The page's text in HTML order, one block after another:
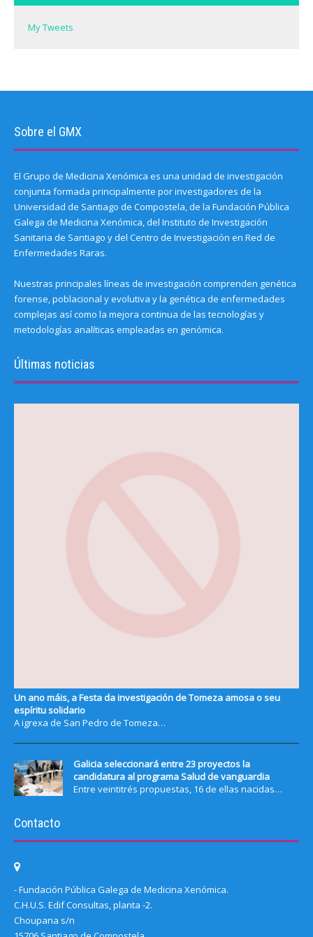
My Tweets
Sobre el GMX
El Grupo de Medicina Xenómica es una unidad de investigación
conjunta formada principalmente por investigadores de la
Universidad de Santiago de Compostela, de la Fundación Pública
Galega de Medicina Xenómica, del Instituto de Investigación
Sanitaria de Santiago y del Centro de Investigación en Red de
Enfermedades Raras.
Nuestras principales líneas de investigación comprenden genética
forense, poblacional y evolutiva y la genética de enfermedades
complejas así como la mejora continua de las tecnologías y
metodologías analíticas empleadas en genómica.
Últimas noticias
Un ano máis, a Festa da investigación de Tomeza amosa o seu
espíritu solidario
A igrexa de San Pedro de Tomeza…
Galicia seleccionará entre 23 proyectos la
candidatura al programa Salud de vanguardia
Entre veintitrés propuestas, 16 de ellas nacidas…
Contacto
- Fundación Pública Galega de Medicina Xenómica.
C.H.U.S. Edif Consultas, planta -2.
Choupana s/n